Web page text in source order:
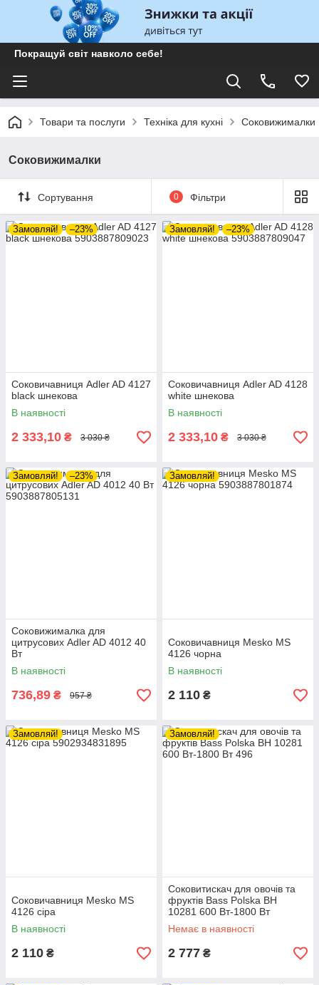
Покращуй світ навколо себе!
Товари та послуги Техніка для кухні Соковижималки
Соковижималки
Сортування 0 Фільтри
Замовляй! –23%
Соковичавниця Adler AD 4127
black шнекова
В наявності
2 333,10 ₴ 3 030 ₴
Замовляй! –23%
Соковичавниця Adler AD 4128
white шнекова
В наявності
2 333,10 ₴ 3 030 ₴
Замовляй! –23%
Соковижималка для
цитрусових Adler AD 4012 40
Вт
В наявності
736,89 ₴ 957 ₴
Замовляй!
Соковичавниця Mesko MS
4126 чорна
В наявності
2 110 ₴
Замовляй!
Соковичавниця Mesko MS
4126 сіра
В наявності
2 110 ₴
Замовляй!
Соковитискач для овочів та
фруктів Bass Polska BH
10281 600 Вт-1800 Вт
Немає в наявності
2 777 ₴